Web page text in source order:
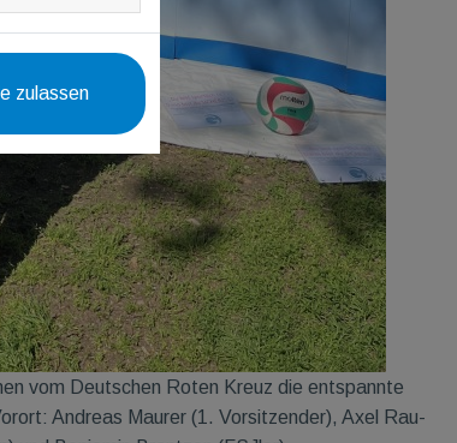
vom Deutschen Roten Kreuz die entspannte
Andreas Maurer (1. Vorsitzender), Axel Rau-
zulassen